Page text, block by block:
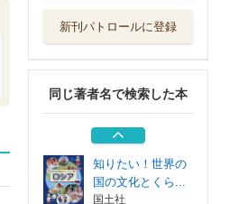
新刊パトロールに登録
同じ著者名で検索した本
灰色のミツバチ
戦争は女の顔をし
ていない アレ...
ＮＨＫ出版
知りたい！世界の
国の文化とくら...
国土社